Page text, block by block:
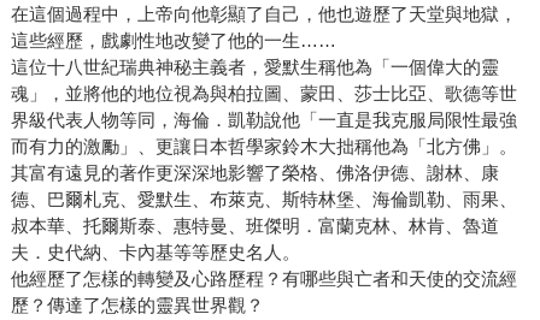
在這個過程中，上帝向他彰顯了自己，他也遊歷了天堂與地獄，
這些經歷，戲劇性地改變了他的一生……
這位十八世紀瑞典神秘主義者，愛默生稱他為「一個偉大的靈
魂」，並將他的地位視為與柏拉圖、蒙田、莎士比亞、歌德等世
界級代表人物等同，海倫．凱勒說他「一直是我克服局限性最強
而有力的激勵」、更讓日本哲學家鈴木大拙稱他為「北方佛」。
其富有遠見的著作更深深地影響了榮格、佛洛伊德、謝林、康
德、巴爾札克、愛默生、布萊克、斯特林堡、海倫凱勒、雨果、
叔本華、托爾斯泰、惠特曼、班傑明．富蘭克林、林肯、魯道
夫．史代納、卡內基等等歷史名人。
他經歷了怎樣的轉變及心路歷程？有哪些與亡者和天使的交流經
歷？傳達了怎樣的靈異世界觀？